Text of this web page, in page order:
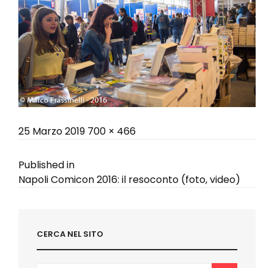
Posted
25 Marzo 2019 Full
700 × 466
Navigazione
articoli
Published in
Napoli Comicon 2016: il resoconto (foto, video)
CERCA NEL SITO